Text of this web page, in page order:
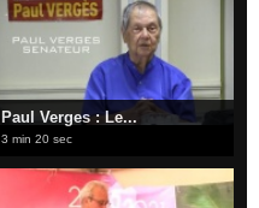
Paul Verges : Le...
3 min 20 sec